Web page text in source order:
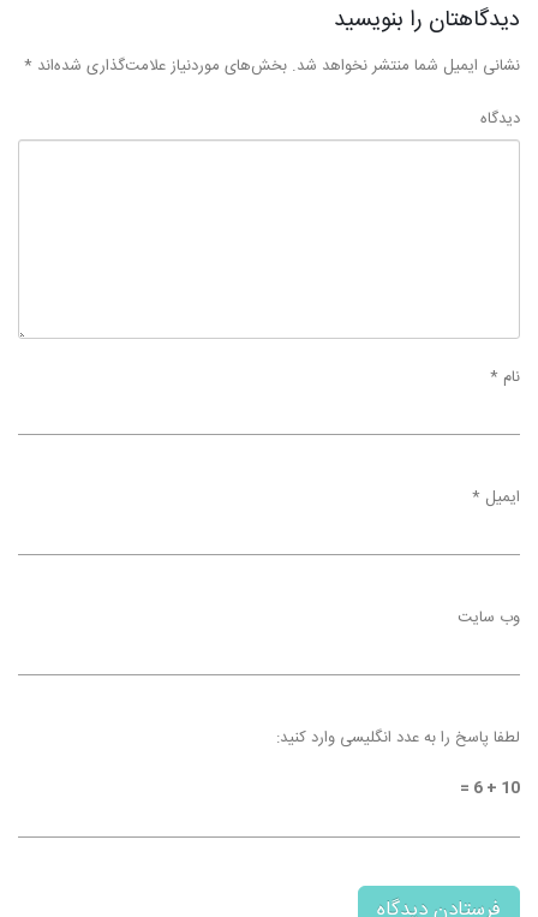
دیدگاهتان را بنویسید
نشانی ایمیل شما منتشر نخواهد شد. بخش‌های موردنیاز علامت‌گذاری شده‌اند *
دیدگاه
نام *
ایمیل *
وب‌ سایت
لطفا پاسخ را به عدد انگلیسی وارد کنید:
10 + 6 =